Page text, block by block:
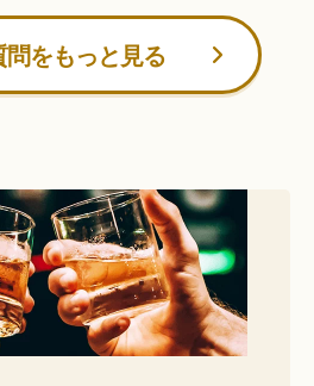
問をもっと見る